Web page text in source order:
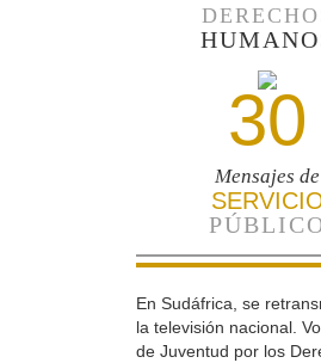
30
Mensajes de
En Sudáfrica, se
la televisión nacional.
de Juventud por los